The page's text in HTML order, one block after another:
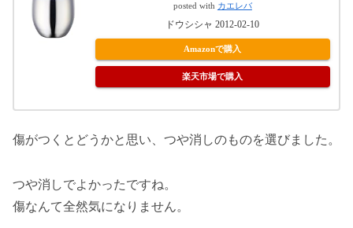
posted with カエレバ
ドウシシャ 2012-02-10
Amazonで購入
楽天市場で購入
傷がつくとどうかと思い、つや消しのものを選びました。
つや消しでよかったですね。
傷なんて全然気になりません。